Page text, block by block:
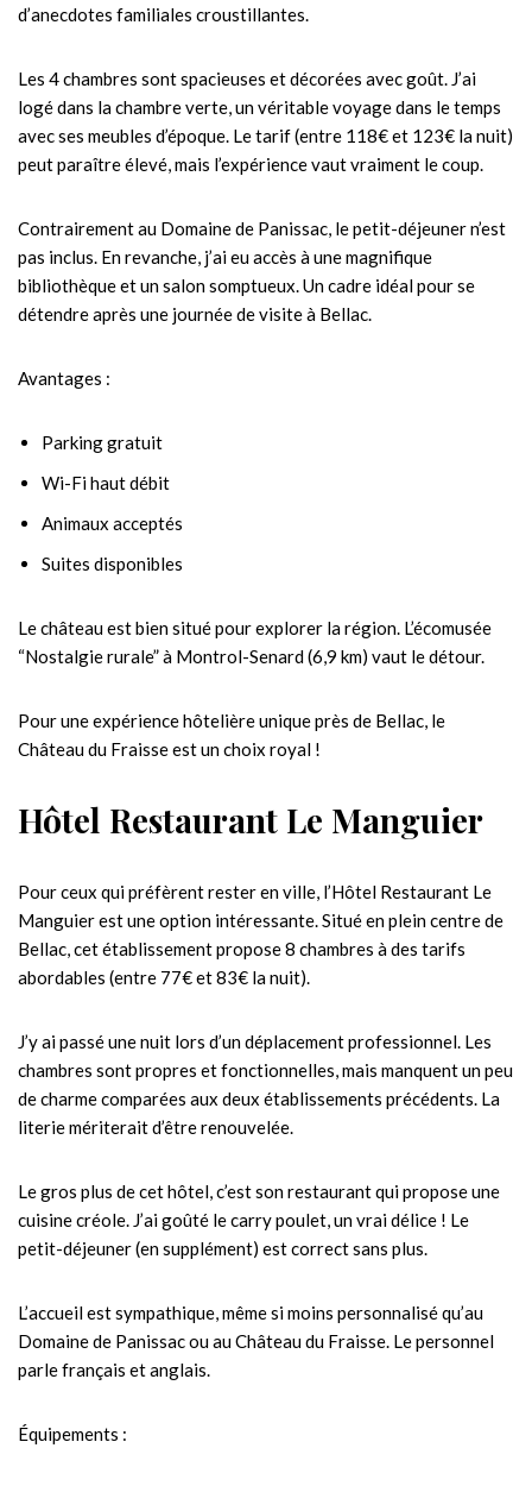
d’anecdotes familiales croustillantes.
Les 4 chambres sont spacieuses et décorées avec goût. J’ai
logé dans la chambre verte, un véritable voyage dans le temps
avec ses meubles d’époque. Le tarif (entre 118€ et 123€ la nuit)
peut paraître élevé, mais l’expérience vaut vraiment le coup.
Contrairement au Domaine de Panissac, le petit-déjeuner n’est
pas inclus. En revanche, j’ai eu accès à une magnifique
bibliothèque et un salon somptueux. Un cadre idéal pour se
détendre après une journée de visite à Bellac.
Avantages :
Parking gratuit
Wi-Fi haut débit
Animaux acceptés
Suites disponibles
Le château est bien situé pour explorer la région. L’écomusée
“Nostalgie rurale” à Montrol-Senard (6,9 km) vaut le détour.
Pour une expérience hôtelière unique près de Bellac, le
Château du Fraisse est un choix royal !
Hôtel Restaurant Le Manguier
Pour ceux qui préfèrent rester en ville, l’Hôtel Restaurant Le
Manguier est une option intéressante. Situé en plein centre de
Bellac, cet établissement propose 8 chambres à des tarifs
abordables (entre 77€ et 83€ la nuit).
J’y ai passé une nuit lors d’un déplacement professionnel. Les
chambres sont propres et fonctionnelles, mais manquent un peu
de charme comparées aux deux établissements précédents. La
literie mériterait d’être renouvelée.
Le gros plus de cet hôtel, c’est son restaurant qui propose une
cuisine créole. J’ai goûté le carry poulet, un vrai délice ! Le
petit-déjeuner (en supplément) est correct sans plus.
L’accueil est sympathique, même si moins personnalisé qu’au
Domaine de Panissac ou au Château du Fraisse. Le personnel
parle français et anglais.
Équipements :